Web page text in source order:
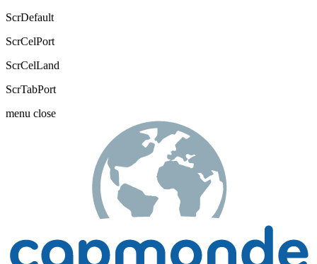
ScrDefault
ScrCelPort
ScrCelLand
ScrTabPort
menu close